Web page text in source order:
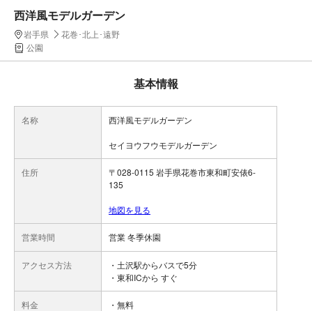
西洋風モデルガーデン
岩手県
花巻･北上･遠野
公園
基本情報
名称 西洋風モデルガーデン
セイヨウフウモデルガーデン
住所
〒028-0115 岩手県花巻市東和町安俵6-
135
地図を見る
営業時間 営業 冬季休園
アクセス方法
・土沢駅からバスで5分
・東和ICから すぐ
料金 ・無料